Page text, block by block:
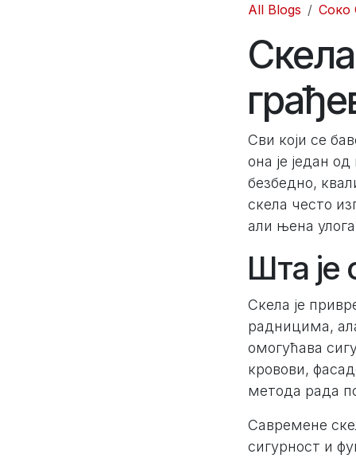
All Blogs Соко
Сви који се
она је један
безбедно,
скела често
али њена улога
Шта је
Скела је
радницима,
омогућава
кровови,
метода рада
Савремене
сигурност и